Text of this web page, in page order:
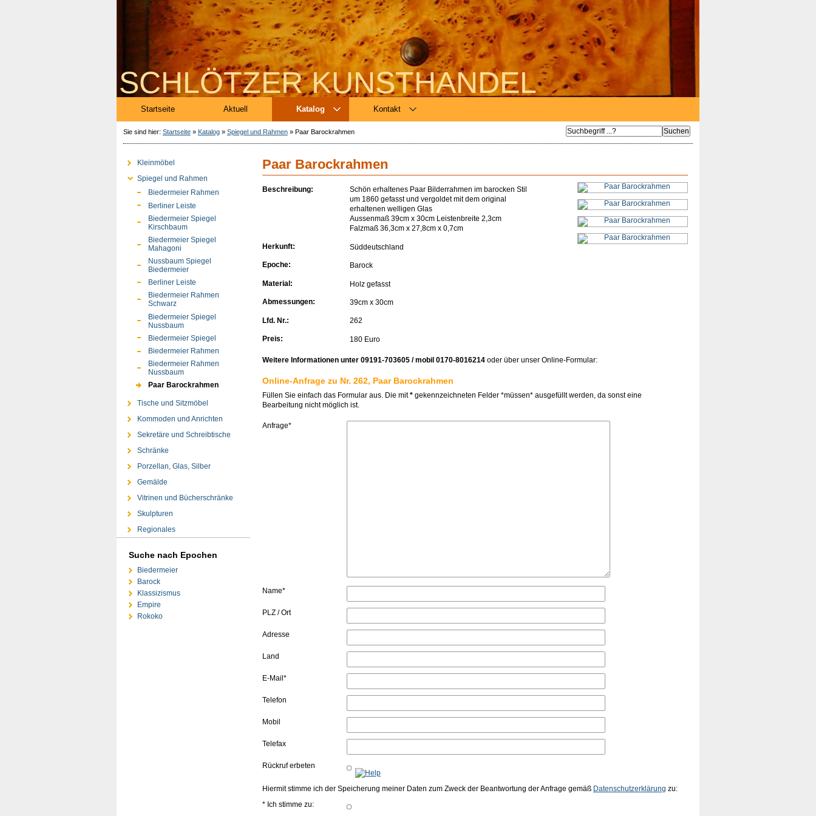
SCHLÖTZER KUNSTHANDEL
Startseite Aktuell Katalog Kontakt
Sie sind hier: Startseite» Katalog» Spiegel und Rahmen» Paar Barockrahmen
Kleinmöbel
Spiegel und Rahmen
Biedermeier Rahmen
Berliner Leiste
Biedermeier Spiegel
Kirschbaum
Biedermeier Spiegel
Mahagoni
Nussbaum Spiegel
Biedermeier
Berliner Leiste
Biedermeier Rahmen
Schwarz
Biedermeier Spiegel
Nussbaum
Biedermeier Spiegel
Biedermeier Rahmen
Biedermeier Rahmen
Nussbaum
Paar Barockrahmen
Tische und Sitzmöbel
Kommoden und Anrichten
Sekretäre und Schreibtische
Schränke
Porzellan, Glas, Silber
Gemälde
Vitrinen und Bücherschränke
Skulpturen
Regionales
Suche nach Epochen
Biedermeier
Barock
Klassizismus
Empire
Rokoko
Paar Barockrahmen
Beschreibung:
Schön erhaltenes Paar Bilderrahmen im barocken Stil
um 1860 gefasst und vergoldet mit dem original
erhaltenen welligen Glas
Aussenmaß 39cm x 30cm Leistenbreite 2,3cm
Falzmaß 36,3cm x 27,8cm x 0,7cm
Herkunft: Süddeutschland
Epoche: Barock
Material: Holz gefasst
Abmessungen: 39cm x 30cm
Lfd. Nr.: 262
Preis: 180 Euro
Weitere Informationen unter 09191-703605 / mobil 0170-8016214 oder über unser Online-Formular:
Online-Anfrage zu Nr. 262, Paar Barockrahmen
Füllen Sie einfach das Formular aus. Die mit* gekennzeichneten Felder *müssen* ausgefüllt werden, da sonst eine
Bearbeitung nicht möglich ist.
Anfrage*
Name*
PLZ / Ort
Adresse
Land
E-Mail*
Telefon
Mobil
Telefax
Rückruf erbeten
Hiermit stimme ich der Speicherung meiner Daten zum Zweck der Beantwortung der Anfrage gemäß Datenschutzerklärung zu:
* Ich stimme zu: